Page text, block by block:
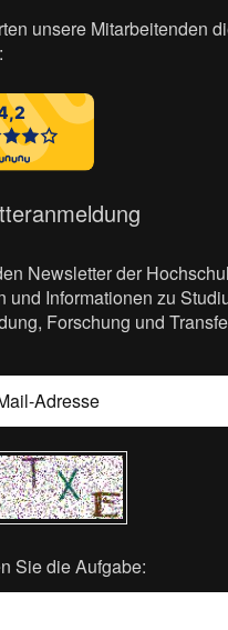
unsere Mitarbeitenden
Newsletter der
und Informationen zu
Forschung und
Sie die Aufgabe: